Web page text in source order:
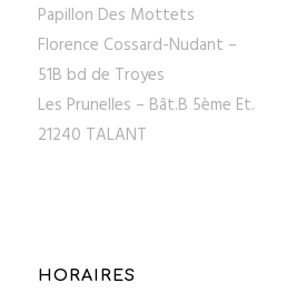
Papillon Des Mottets
Florence Cossard-Nudant –
51B bd de Troyes
Les Prunelles – Bât.B 5ème Et.
21240 TALANT
HORAIRES